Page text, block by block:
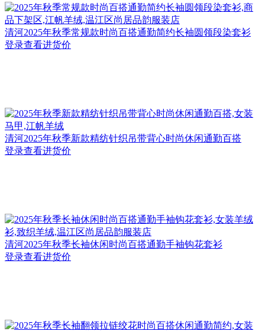
清河2025年秋季常规款时尚百搭通勤简约长袖圆领段染套衫
登录查看进货价
清河2025年秋季新款精纺针织吊带背心时尚休闲通勤百搭
登录查看进货价
清河2025年秋季长袖休闲时尚百搭通勤手袖钩花套衫
登录查看进货价